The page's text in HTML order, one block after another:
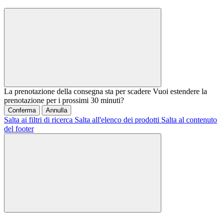
La prenotazione della consegna sta per scadere Vuoi estendere la
prenotazione per i prossimi 30 minuti?
Conferma Annulla
Salta ai filtri di ricerca Salta all'elenco dei prodotti Salta al contenuto
del footer